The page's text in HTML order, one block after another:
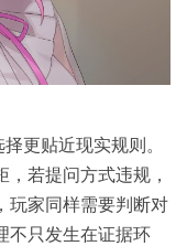
更贴近现实规则。
若提问方式违规，
玩家同样需要判断对
不只发生在证据环